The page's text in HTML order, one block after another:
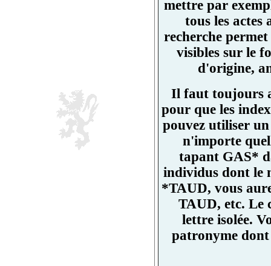
mettre par
tous les
recherche
visibles sur le
d'origine,
Il faut toujours
pour que les
pouvez utiliser
n'importe
tapant GAS*
individus dont le
*TAUD, vous
TAUD, etc. Le
lettre isolée.
patronyme dont